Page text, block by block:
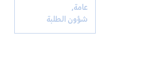
عامة,
شؤون الطلبة